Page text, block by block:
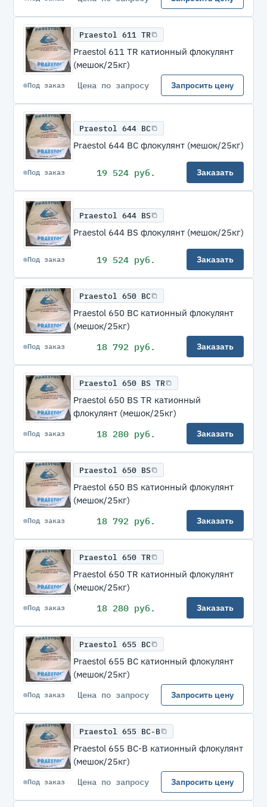
Praestol 611 TR
Praestol 611 TR катионный флокулянт
(мешок/25кг)
Под заказ Цена по запросу Запросить цену
Praestol 644 BC
Praestol 644 BC флокулянт (мешок/25кг)
Под заказ 19 524 руб. Заказать
Praestol 644 BS
Praestol 644 BS флокулянт (мешок/25кг)
Под заказ 19 524 руб. Заказать
Praestol 650 BC
Praestol 650 BC катионный флокулянт
(мешок/25кг)
Под заказ 18 792 руб. Заказать
Praestol 650 BS TR
Praestol 650 BS TR катионный
флокулянт (мешок/25кг)
Под заказ 18 280 руб. Заказать
Praestol 650 BS
Praestol 650 BS катионный флокулянт
(мешок/25кг)
Под заказ 18 792 руб. Заказать
Praestol 650 TR
Praestol 650 TR катионный флокулянт
(мешок/25кг)
Под заказ 18 280 руб. Заказать
Praestol 655 BC
Praestol 655 BC катионный флокулянт
(мешок/25кг)
Под заказ Цена по запросу Запросить цену
Praestol 655 BC-B
Praestol 655 BC-B катионный флокулянт
(мешок/25кг)
Под заказ Цена по запросу Запросить цену